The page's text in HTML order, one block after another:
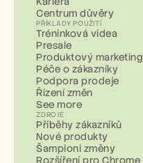
Centrum důvěry
PŘÍKLADY POUŽITÍ
Tréninková videa
Presale
Produktový marketing
Péče o zákazníky
Podpora prodeje
Řízení změn
See more
ZDROJE
Příběhy zákazníků
Nové produkty
Šampioni změny
Rozšíření pro Chrome